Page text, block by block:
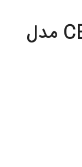
بارکد خوان سیبن CBON مدل